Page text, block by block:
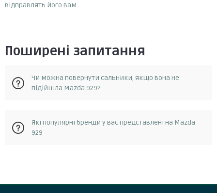
відправлять його вам.
Поширені запитання
Чи можна повернути сальники, якщо вона не
підійшла Mazda 929?
можна повернути протягом 14 днів з моменту отримання.
Повернення можливе за умови, що запчастина не була в
Які популярні бренди у вас представлені на Mazda
929